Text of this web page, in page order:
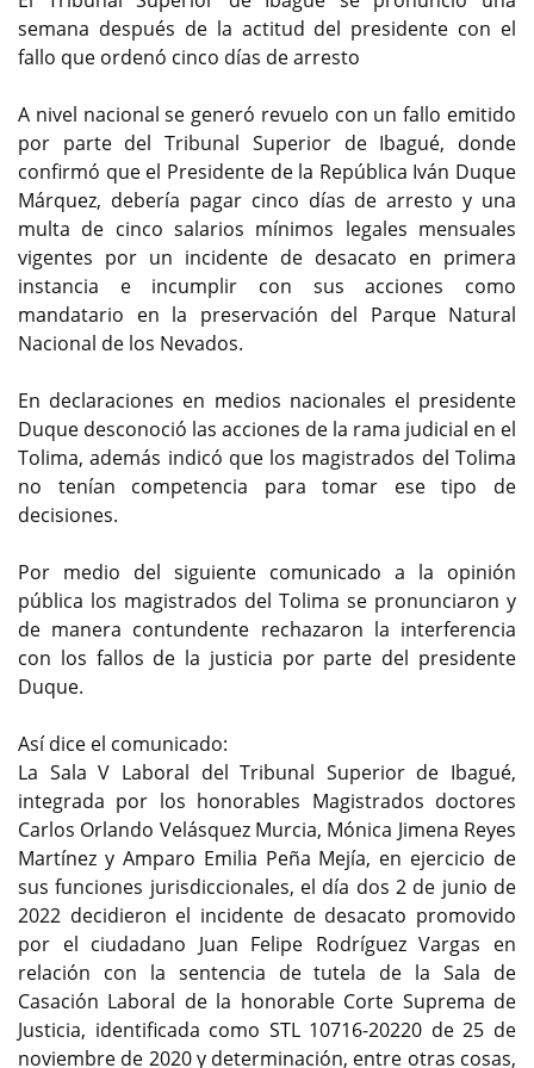
semana después de la actitud del presidente con el
fallo que ordenó cinco días de arresto
A nivel nacional se generó revuelo con un fallo emitido
por parte del Tribunal Superior de Ibagué, donde
confirmó que el Presidente de la República Iván Duque
Márquez, debería pagar cinco días de arresto y una
multa de cinco salarios mínimos legales mensuales
vigentes por un incidente de desacato en primera
instancia e incumplir con sus acciones como
mandatario en la preservación del Parque Natural
Nacional de los Nevados.
En declaraciones en medios nacionales el presidente
Duque desconoció las acciones de la rama judicial en el
Tolima, además indicó que los magistrados del Tolima
no tenían competencia para tomar ese tipo de
decisiones.
Por medio del siguiente comunicado a la opinión
pública los magistrados del Tolima se pronunciaron y
de manera contundente rechazaron la interferencia
con los fallos de la justicia por parte del presidente
Duque.
Así dice el comunicado:
La Sala V Laboral del Tribunal Superior de Ibagué,
integrada por los honorables Magistrados doctores
Carlos Orlando Velásquez Murcia, Mónica Jimena Reyes
Martínez y Amparo Emilia Peña Mejía, en ejercicio de
sus funciones jurisdiccionales, el día dos 2 de junio de
2022 decidieron el incidente de desacato promovido
por el ciudadano Juan Felipe Rodríguez Vargas en
relación con la sentencia de tutela de la Sala de
Casación Laboral de la honorable Corte Suprema de
Justicia, identificada como STL 10716-20220 de 25 de
noviembre de 2020 y determinación, entre otras cosas,